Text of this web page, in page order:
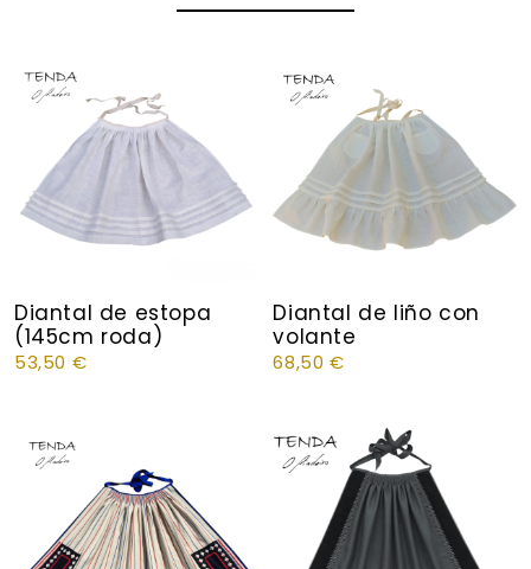
Diantal de estopa
(145cm roda)
53,50 €
Diantal de liño con
volante
68,50 €